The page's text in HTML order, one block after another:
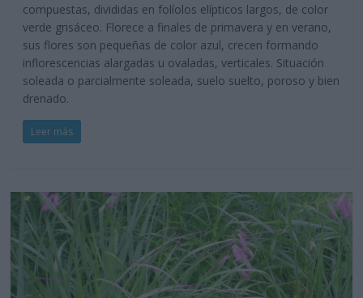
compuestas, divididas en folíolos elípticos largos, de color
verde grisáceo. Florece a finales de primavera y en verano,
sus flores son pequeñas de color azul, crecen formando
inflorescencias alargadas u ovaladas, verticales. Situación
soleada o parcialmente soleada, suelo suelto, poroso y bien
drenado.
Leer más